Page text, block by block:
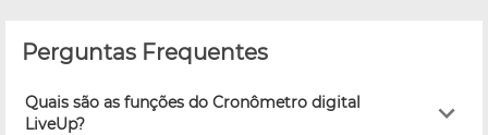
Perguntas Frequentes
Quais são as funções do Cronômetro digital
LiveUp?